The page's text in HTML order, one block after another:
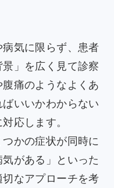
気に限らず、患者
」を広く見て診察
痛のようなよくあ
いいかわからない
応します。
つかの症状が同時に
がある」といった
なアプローチを考